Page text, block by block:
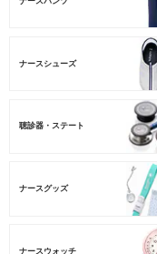
ナースシューズ
聴診器・ステート
ナースグッズ
ナースウォッチ